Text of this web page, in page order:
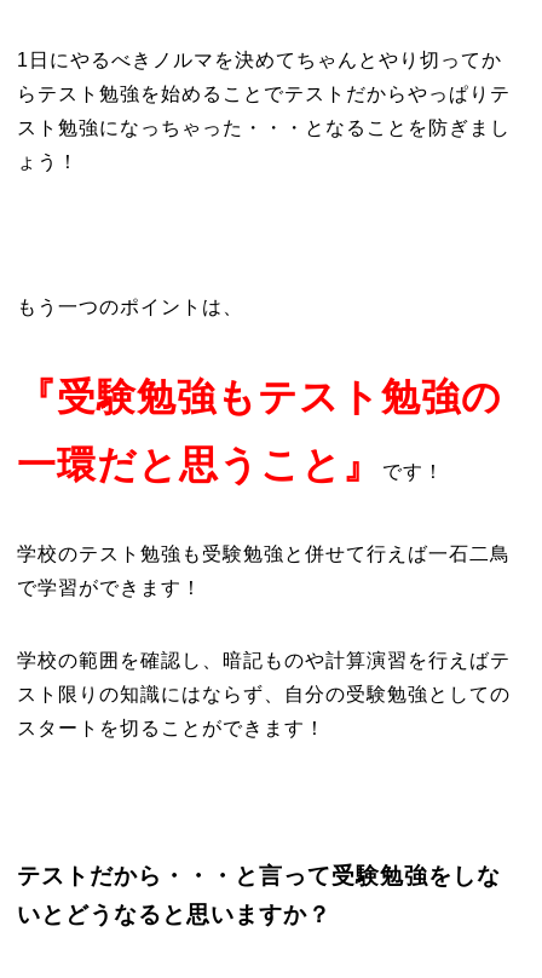
1日にやるべきノルマを決めてちゃんとやり切ってか
らテスト勉強を始めることでテストだからやっぱりテ
スト勉強になっちゃった・・・となることを防ぎまし
ょう！
もう一つのポイントは、
『受験勉強もテスト勉強の
一環だと思うこと』
です！
学校のテスト勉強も受験勉強と併せて行えば一石二鳥
で学習ができます！
学校の範囲を確認し、暗記ものや計算演習を行えばテ
スト限りの知識にはならず、自分の受験勉強としての
スタートを切ることができます！
テストだから・・・と言って受験勉強をしな
いとどうなると思いますか？